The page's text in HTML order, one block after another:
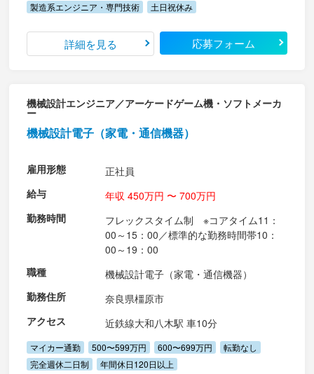
製造系エンジニア・専門技術
土日祝休み
詳細を見る 応募フォーム
機械設計エンジニア／アーケードゲーム機・ソフトメーカ
ー
機械設計電子（家電・通信機器）
雇用形態
正社員
給与
年収 450万円 〜 700万円
勤務時間
フレックスタイム制 ※コアタイム11：
00～15：00／標準的な勤務時間帯10：
00～19：00
職種
機械設計電子（家電・通信機器）
勤務住所
奈良県橿原市
アクセス
近鉄線大和八木駅 車10分
マイカー通勤 500〜599万円 600〜699万円
転勤なし
完全週休二日制
年間休日120日以上